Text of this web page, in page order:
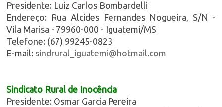
Presidente: Luiz Carlos Bombardelli
Endereço: Rua Alcides Fernandes Nogueira, S/N -
Vila Marisa - 79960-000 - Iguatemi/MS
Telefone: (67) 99245-0823
E-mail: sindrural_iguatemi@hotmail.com
Sindicato Rural de Inocência
Presidente: Osmar Garcia Pereira